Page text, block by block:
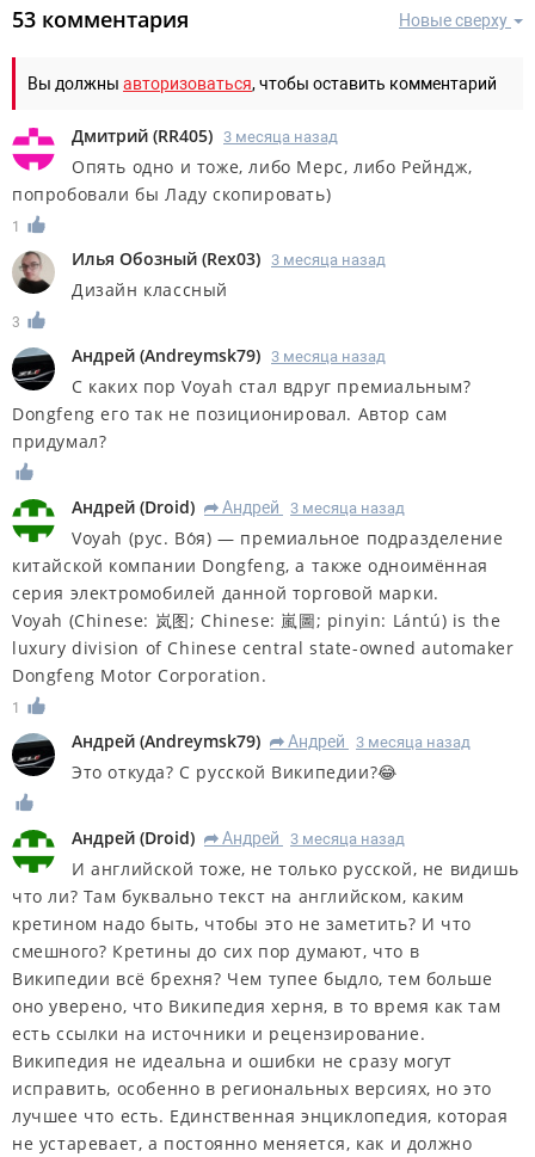
Новые сверху
53 комментария
Вы должны авторизоваться, чтобы оставить комментарий
Дмитрий (RR405) 3 месяца назад
Опять одно и тоже, либо Мерс, либо Рейндж,
попробовали бы Ладу скопировать)
1
Илья Обозный (Rex03) 3 месяца назад
Дизайн классный
3
Андрей (Andreymsk79) 3 месяца назад
С каких пор Voyah стал вдруг премиальным?
Dongfeng его так не позиционировал. Автор сам
придумал?
Андрей (Droid) R Андрей 3 месяца назад
Voyah (рус. Во́я) — премиальное подразделение
китайской компании Dongfeng, а также одноимённая
серия электромобилей данной торговой марки.
Voyah (Chinese: 岚图; Chinese: 嵐圖; pinyin: Lántú) is the
luxury division of Chinese central state-owned automaker
Dongfeng Motor Corporation.
1
Андрей (Andreymsk79) R Андрей 3 месяца назад
Это откуда? С русской Википедии?😂
Андрей (Droid) R Андрей 3 месяца назад
И английской тоже, не только русской, не видишь
что ли? Там буквально текст на английском, каким
кретином надо быть, чтобы это не заметить? И что
смешного? Кретины до сих пор думают, что в
Википедии всё брехня? Чем тупее быдло, тем больше
оно уверено, что Википедия херня, в то время как там
есть ссылки на источники и рецензирование.
Википедия не идеальна и ошибки не сразу могут
исправить, особенно в региональных версиях, но это
лучшее что есть. Единственная энциклопедия, которая
не устаревает, а постоянно меняется, как и должно